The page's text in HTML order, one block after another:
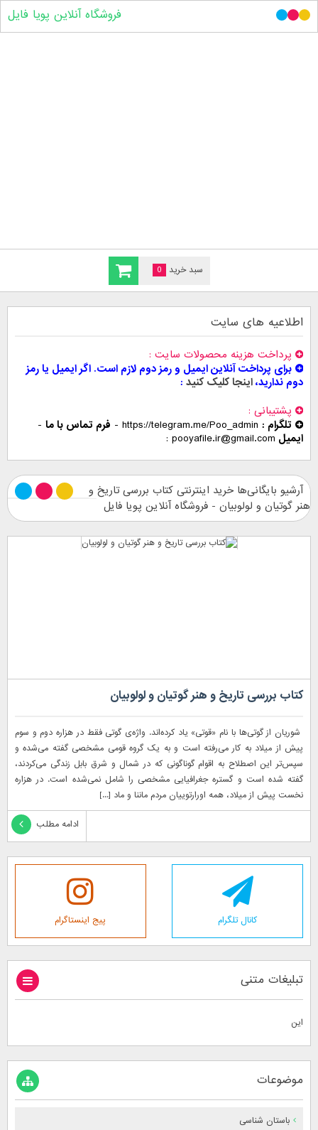
سبد خرید 0
فروشگاه آنلاین پویا فایل
اطلاعیه های سایت
پرداخت هزینه محصولات سایت
برای پرداخت آنلاین ایمیل و رمز دوم لازم است. اگر ایمیل یا رمز
دوم ندارید،اینجا کلیک کنید
پشتیبانی
تلگرام : https://telegram.me/Poo_admin
- فرم تماس با ما -
ایمیل pooyafile.ir@gmail.com
آرشیو بایگانی‌ها خرید اینترنتی کتاب بررسی تاریخ و
هنر گوتیان و لولوبیان - فروشگاه آنلاین پویا فایل
کتاب بررسی تاریخ و هنر گوتیان و لولوبیان
شوریان از گوتی‌ها با نام «قوتی» یاد کرده‌اند. واژه‌ی گوتی فقط در هزاره دوم و سوم
پیش از میلاد به کار می‌رفته است و به یک گروه قومی مشخصی گفته می‌شده و
سپس‌تر این اصطلاح به اقوام گوناگونی که در شمال و شرق بابل زندگی می‌کردند،
گفته شده است و گستره جغرافیایی مشخصی را شامل نمی‌شده است. در هزاره
نخست پیش از میلاد، همه اورارتوییان مردم ماننا و ماد [...]
ادامه مطلب
کانال تلگرام پیج اینستاگرام
تبلیغات متنی
این
موضوعات
باستان شناسی